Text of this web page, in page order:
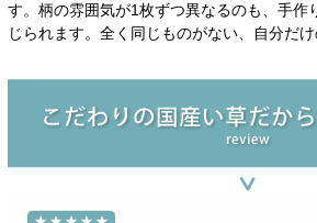
す。柄の雰囲気が1枚ずつ異なるのも、手作
じられます。全く同じものがない、自分だけ